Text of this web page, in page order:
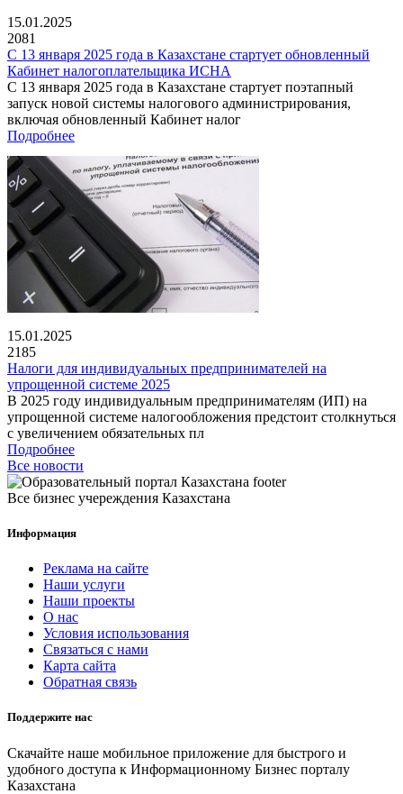
15.01.2025
2081
С 13 января 2025 года в Казахстане стартует обновленный
Кабинет налогоплательщика ИСНА
С 13 января 2025 года в Казахстане стартует поэтапный
запуск новой системы налогового администрирования,
включая обновленный Кабинет налог
Подробнее
15.01.2025
2185
Налоги для индивидуальных предпринимателей на
упрощенной системе 2025
В 2025 году индивидуальным предпринимателям (ИП) на
упрощенной системе налогообложения предстоит столкнуться
с увеличением обязательных пл
Подробнее
Все новости
Все бизнес учереждения Казахстана
Информация
Реклама на сайте
Наши услуги
Наши проекты
О нас
Условия использования
Связаться с нами
Карта сайта
Обратная связь
Поддержите нас
Скачайте наше мобильное приложение для быстрого и
удобного доступа к Информационному Бизнес порталу
Казахстана